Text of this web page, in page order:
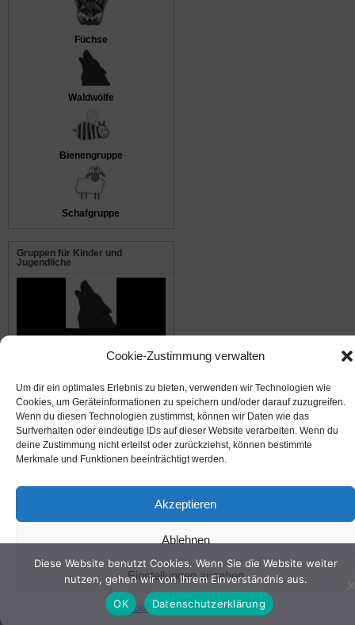
Cookie-Zustimmung verwalten
Um dir ein optimales Erlebnis zu bieten, verwenden wir Technologien wie
Cookies, um Geräteinformationen zu speichern und/oder darauf zuzugreifen.
Wenn du diesen Technologien zustimmst, können wir Daten wie das
Surfverhalten oder eindeutige IDs auf dieser Website verarbeiten. Wenn du
deine Zustimmung nicht erteilst oder zurückziehst, können bestimmte
Merkmale und Funktionen beeinträchtigt werden.
Akzeptieren
Ablehnen
Einstellungen ansehen
Cookie-Richtlinie Datenschutz
Füchse
Waldwölfe
Bienengruppe
Schafgruppe
Gruppen für Kinder und
Jugendliche
© 2008-2026NABU Seeheim|Impressum|Datenschutz|Cookie-Richtlinie|Kontakt
Suffusion theme by Sayontan Sinha
Diese Website benutzt Cookies. Wenn Sie die Website weiter
nutzen, gehen wir von Ihrem Einverständnis aus.
OK
Datenschutzerklärung